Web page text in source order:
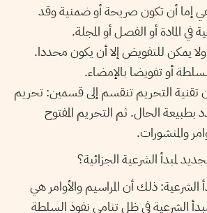
إما أن تكون صريحة أو ضمنية وقد
في المادة أو الفصل أو المجلة.
يمكن للتفويض إلا أن يكون محددا.
أو تفويضا بالإمضاء.
تقنية التحريم تنقسم إلى قسمين: تحريم
الحال. ثم التحريم المفتوح
والمنشورات.
لمبدأ الشرعية الجزائية؟
الشرعية:ذلك أن المراسيم والأوامر هي
الشرعية في ظل تنامي نفوذ السلطة